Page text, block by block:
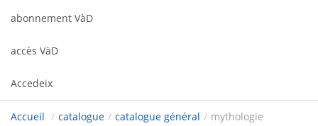
abonnement VàD
accès VàD
Accedeix
Accueil / catalogue / catalogue général / mythologie